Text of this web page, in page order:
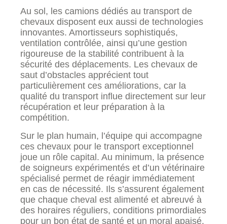
Au sol, les camions dédiés au transport de
chevaux disposent eux aussi de technologies
innovantes. Amortisseurs sophistiqués,
ventilation contrôlée, ainsi qu’une gestion
rigoureuse de la stabilité contribuent à la
sécurité des déplacements. Les chevaux de
saut d’obstacles apprécient tout
particulièrement ces améliorations, car la
qualité du transport influe directement sur leur
récupération et leur préparation à la
compétition.
Sur le plan humain, l’équipe qui accompagne
ces chevaux pour le transport exceptionnel
joue un rôle capital. Au minimum, la présence
de soigneurs expérimentés et d’un vétérinaire
spécialisé permet de réagir immédiatement
en cas de nécessité. Ils s’assurent également
que chaque cheval est alimenté et abreuvé à
des horaires réguliers, conditions primordiales
pour un bon état de santé et un moral apaisé.